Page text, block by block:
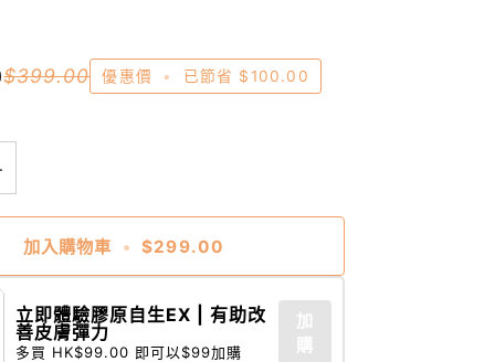
$399.00 優惠價 • 已節省 $100.00
加入購物車 • $299.00
立即體驗膠原自生EX | 有助改
善皮膚彈力
多買 HK$99.00 即可以$99加購
加
購